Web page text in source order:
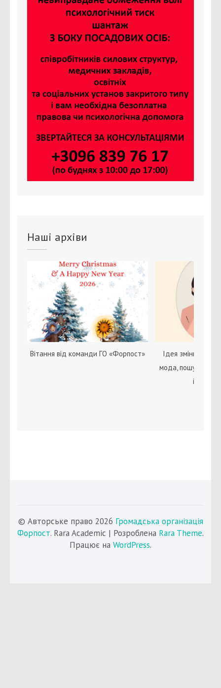
Наші архіви
Вітання від команди ГО «Форпост»
Ідея зміни статі
мода, пошук себе
© Авторське право 2026 Громадська організація
Форпост. Rara Academic | Розроблена Rara Theme.
Працює на WordPress.